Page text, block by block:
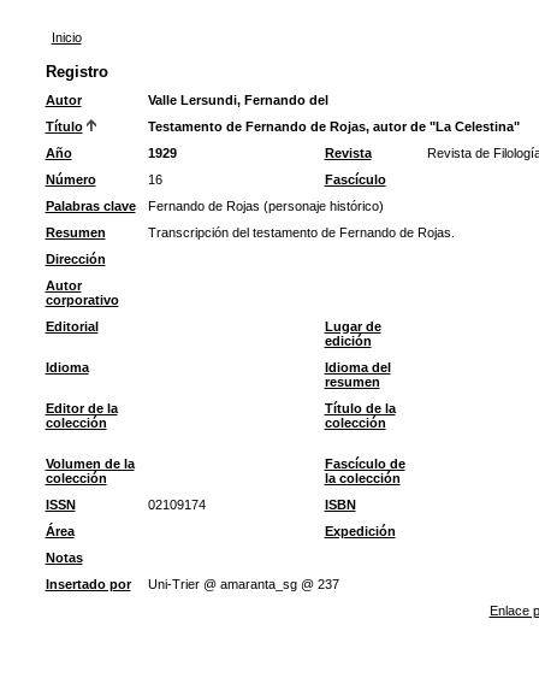
Inicio
Registro
Autor
Valle Lersundi, Fernando del
Título
Testamento de Fernando de Rojas, autor de "La Celestina"
Año
1929 Revista
Revista de
Número
16
Fascículo
Palabras clave
Fernando de Rojas (personaje histórico)
Resumen
Transcripción del testamento de Fernando de Rojas.
Dirección
Autor
corporativo
Editorial
Lugar de
edición
Idioma
Idioma del
resumen
Editor de la
colección
Título de la
colección
Volumen de la
colección
Fascículo de
la colección
ISSN
02109174
ISBN
Área
Expedición
Notas
Insertado por
Uni-Trier @ amaranta_sg @ 237
Enlace